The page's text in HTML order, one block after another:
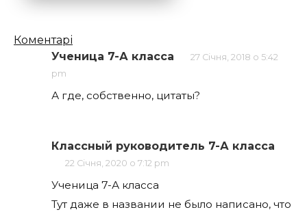
Кількість
коментарів
Коментарі
Ученица 7-А класса
27 Січня, 2018 о 5:42
pm
А где, собственно, цитаты?
Классный руководитель 7-А класса
22 Січня, 2020 о 7:12 pm
Ученица 7-А класса
Тут даже в названии не было написано, что